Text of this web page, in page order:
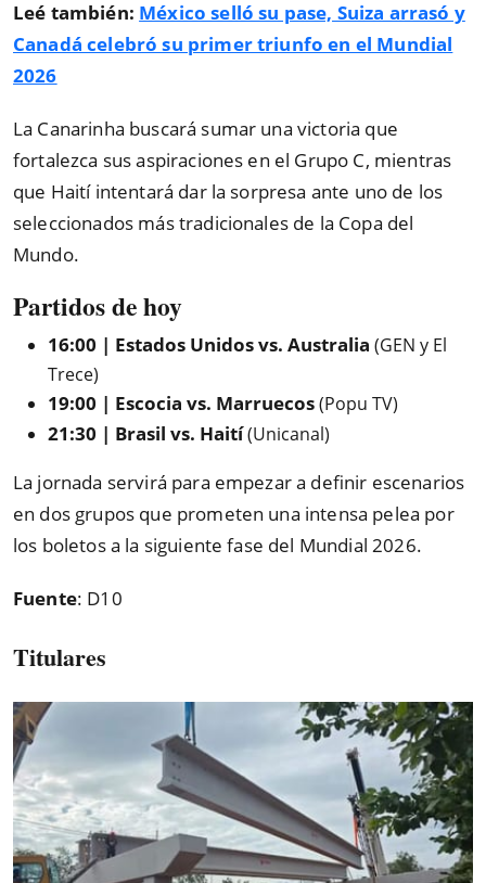
Leé también: México selló su pase, Suiza arrasó y
Canadá celebró su primer triunfo en el Mundial
2026
La Canarinha buscará sumar una victoria que
fortalezca sus aspiraciones en el Grupo C, mientras
que Haití intentará dar la sorpresa ante uno de los
seleccionados más tradicionales de la Copa del
Mundo.
Partidos de hoy
16:00 | Estados Unidos vs. Australia (GEN y El
Trece)
19:00 | Escocia vs. Marruecos(Popu TV)
21:30 | Brasil vs. Haití(Unicanal)
La jornada servirá para empezar a definir escenarios
en dos grupos que prometen una intensa pelea por
los boletos a la siguiente fase del Mundial 2026.
Fuente: D10
Titulares